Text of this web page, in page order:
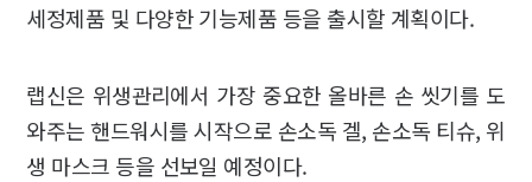
세정제품 및 다양한 기능제품 등을 출시할 계획이다.
랩신은 위생관리에서 가장 중요한 올바른 손 씻기를 도
와주는 핸드워시를 시작으로 손소독 겔, 손소독 티슈, 위
생 마스크 등을 선보일 예정이다.